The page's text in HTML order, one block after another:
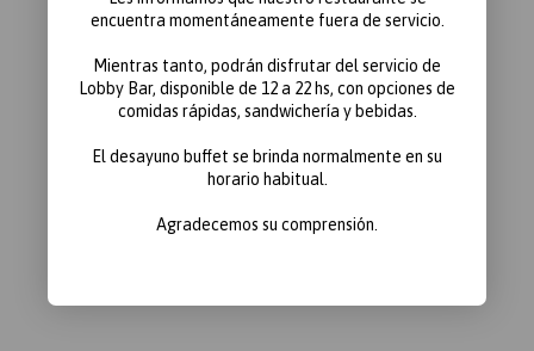
encuentra momentáneamente fuera de servicio.
Mientras tanto, podrán disfrutar del servicio de
Lobby Bar, disponible de 12 a 22 hs, con opciones de
comidas rápidas, sandwichería y bebidas.
El desayuno buffet se brinda normalmente en su
horario habitual.
Agradecemos su comprensión.